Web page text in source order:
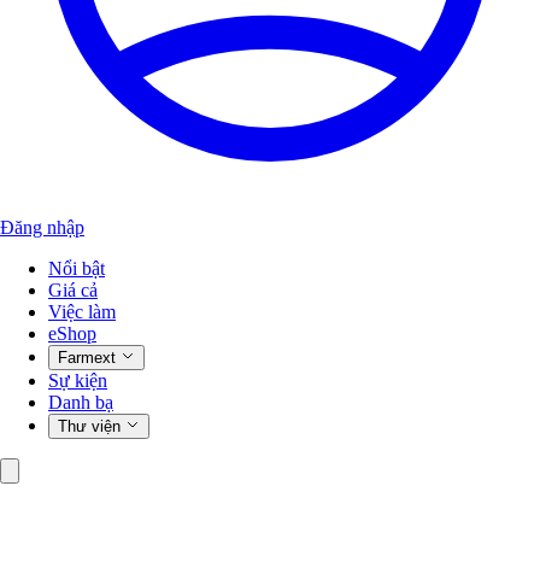
Đăng nhập
Nổi bật
Giá cả
Việc làm
eShop
Farmext
Sự kiện
Danh bạ
Thư viện